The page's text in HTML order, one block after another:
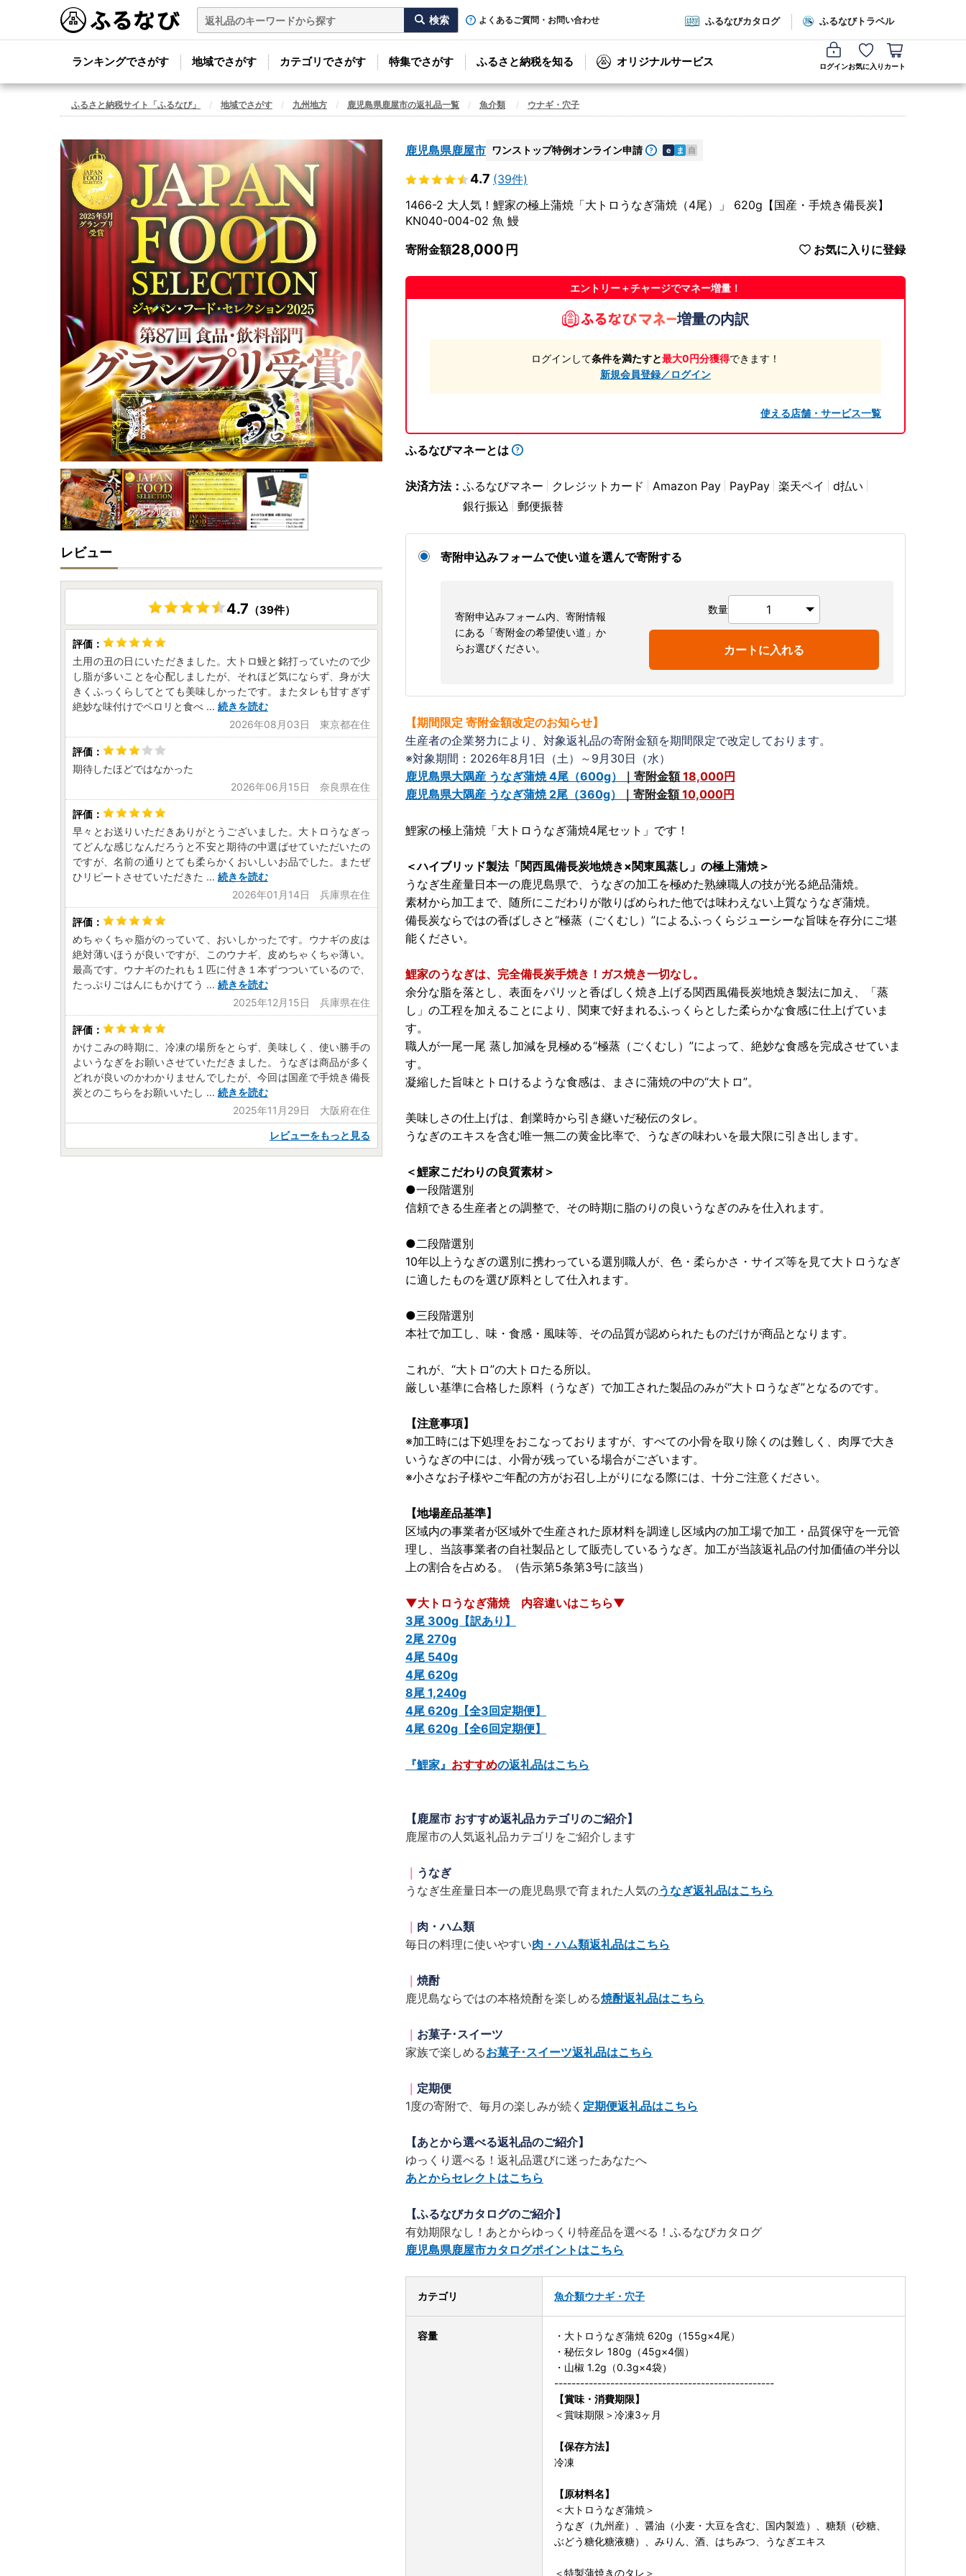
よくあるご質問・お問い合わせ ふるなびカタログ ふるなびトラベル
ランキングでさがす 地域でさがす カテゴリでさがす 特集でさがす ふるさと納税を知る オリジナルサービス ログインお気に入り カート
ふるさと納税サイト「ふるなび」 地域でさがす 九州地方 鹿児島県鹿屋市の返礼品一覧 魚介類 ウナギ・穴子
鹿児島県鹿屋市 ワンストップ特例オンライン申請 e ま 自
4.7 (39件)
1466-2 大人気！鯉家の極上蒲焼「大トロうなぎ蒲焼（4尾）」 620g【国産・手焼き備長炭】
KN040-004-02 魚 鰻
寄附金額28,000 お気に入りに登録
エントリー＋チャージでマネー増量！
増量の内訳
ログインして条件を満たすと最大0円分獲得できます！
新規会員登録／ログイン
使える店舗・サービス一覧
ふるなびマネーとは
決済方法： ふるなびマネー クレジットカード Amazon Pay PayPay 楽天ペイ
d払い
銀行振込
郵便振替
寄附申込みフォームで使い道を選んで寄附する
寄附申込みフォーム内、寄附情報
にある「寄附金の希望使い道」か
らお選びください。
数量
カートに入れる
【期間限定 寄附金額改定のお知らせ】
生産者の企業努力により、対象返礼品の寄附金額を期間限定で改定しております。
※対象期間：2026年8月1日（土）～9月30日（水）
鹿児島県大隅産 うなぎ蒲焼 4尾（600g）
｜寄附金額18,000円
鹿児島県大隅産 うなぎ蒲焼 2尾（360g）
｜寄附金額10,000円
鯉家の極上蒲焼「大トロうなぎ蒲焼4尾セット」です！
＜ハイブリッド製法「関西風備長炭地焼き×関東風蒸し」の極上蒲焼＞
うなぎ生産量日本一の鹿児島県で、うなぎの加工を極めた熟練職人の技が光る絶品蒲焼。
素材から加工まで、随所にこだわりが散りばめられた他では味わえない上質なうなぎ蒲焼。
備長炭ならではの香ばしさと“極蒸（ごくむし）”によるふっくらジューシーな旨味を存分にご堪
能ください。
鯉家のうなぎは、完全備長炭手焼き！ガス焼き一切なし。
余分な脂を落とし、表面をパリッと香ばしく焼き上げる関西風備長炭地焼き製法に加え、「蒸
し」の工程を加えることにより、関東で好まれるふっくらとした柔らかな食感に仕上げていま
す。
職人が一尾一尾 蒸し加減を見極める“極蒸（ごくむし）”によって、絶妙な食感を完成させていま
す。
凝縮した旨味とトロけるような食感は、まさに蒲焼の中の“大トロ”。
美味しさの仕上げは、創業時から引き継いだ秘伝のタレ。
うなぎのエキスを含む唯一無二の黄金比率で、うなぎの味わいを最大限に引き出します。
＜鯉家こだわりの良質素材＞
●一段階選別
信頼できる生産者との調整で、その時期に脂のりの良いうなぎのみを仕入れます。
●二段階選別
10年以上うなぎの選別に携わっている選別職人が、色・柔らかさ・サイズ等を見て大トロうなぎ
に適したものを選び原料として仕入れます。
●三段階選別
本社で加工し、味・食感・風味等、その品質が認められたものだけが商品となります。
これが、“大トロ”の大トロたる所以。
厳しい基準に合格した原料（うなぎ）で加工された製品のみが“大トロうなぎ”となるのです。
【注意事項】
※加工時には下処理をおこなっておりますが、すべての小骨を取り除くのは難しく、肉厚で大き
いうなぎの中には、小骨が残っている場合がございます。
※小さなお子様やご年配の方がお召し上がりになる際には、十分ご注意ください。
【地場産品基準】
区域内の事業者が区域外で生産された原材料を調達し区域内の加工場で加工・品質保守を一元管
理し、当該事業者の自社製品として販売しているうなぎ。加工が当該返礼品の付加価値の半分以
上の割合を占める。（告示第5条第3号に該当）
▼大トロうなぎ蒲焼 内容違いはこちら▼
3尾 300g【訳あり】
2尾 270g
4尾 540g
4尾 620g
8尾 1,240g
4尾 620g【全3回定期便】
4尾 620g【全6回定期便】
『鯉家』 おすすめの返礼品はこちら
【鹿屋市 おすすめ返礼品カテゴリのご紹介】
鹿屋市の人気返礼品カテゴリをご紹介します
｜ うなぎ
うなぎ生産量日本一の鹿児島県で育まれた人気のうなぎ返礼品はこちら
｜ 肉・ハム類
毎日の料理に使いやすい肉・ハム類返礼品はこちら
｜ 焼酎
鹿児島ならではの本格焼酎を楽しめる焼酎返礼品はこちら
｜ お菓子･スイーツ
家族で楽しめるお菓子･スイーツ返礼品はこちら
｜ 定期便
1度の寄附で、毎月の楽しみが続く 定期便返礼品はこちら
【あとから選べる返礼品のご紹介】
ゆっくり選べる！返礼品選びに迷ったあなたへ
あとからセレクトはこちら
【ふるなびカタログのご紹介】
有効期限なし！あとからゆっくり特産品を選べる！ふるなびカタログ
鹿児島県鹿屋市カタログポイントはこちら
カテゴリ 魚介類ウナギ・穴子
容量
・大トロうなぎ蒲焼 620g（155g×4尾）
・秘伝タレ 180g（45g×4個）
・山椒 1.2g（0.3g×4袋）
---------------------------------------------------
【賞味・消費期限】
＜賞味期限＞冷凍3ヶ月
【保存方法】
冷凍
【原材料名】
＜大トロうなぎ蒲焼＞
うなぎ（九州産）、醤油（小麦・大豆を含む、国内製造）、糖類（砂糖、
ぶどう糖化糖液糖）、みりん、酒、はちみつ、うなぎエキス
＜特製蒲焼きのタレ＞
レビュー
4.7 （39件）
土用の丑の日にいただきました。大トロ鰻と銘打っていたので少
し脂が多いことを心配しましたが、それほど気にならず、身が大
きくふっくらしてとても美味しかったです。またタレも甘すぎず
絶妙な味付けでペロリと食べ ... 続きを読む
2026年08月03日 東京都在住
期待したほどではなかった
2026年06月15日 奈良県在住
早々とお送りいただきありがとうございました。大トロうなぎっ
てどんな感じなんだろうと不安と期待の中選ばせていただいたの
ですが、名前の通りとても柔らかくおいしいお品でした。またぜ
ひリピートさせていただきた ... 続きを読む
2026年01月14日 兵庫県在住
めちゃくちゃ脂がのっていて、おいしかったです。ウナギの皮は
絶対薄いほうが良いですが、このウナギ、皮めちゃくちゃ薄い。
最高です。ウナギのたれも１匹に付き１本ずつついているので、
たっぷりごはんにもかけてう ... 続きを読む
2025年12月15日 兵庫県在住
かけこみの時期に、冷凍の場所をとらず、美味しく、使い勝手の
よいうなぎをお願いさせていただきました。うなぎは商品が多く
どれが良いのかわかりませんでしたが、今回は国産で手焼き備長
炭とのこちらをお願いいたし ... 続きを読む
2025年11月29日 大阪府在住
レビューをもっと見る